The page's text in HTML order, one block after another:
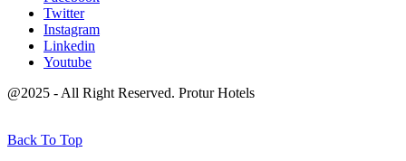
Twitter
Instagram
Linkedin
Youtube
@2025 - All Right Reserved. Protur Hotels
Back To Top